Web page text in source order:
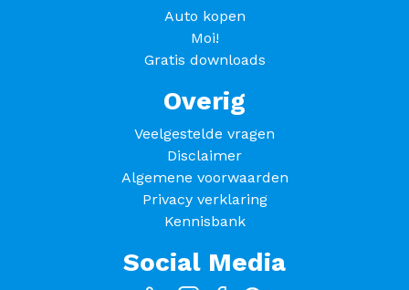
Auto kopen
Moi!
Gratis downloads
Overig
Veelgestelde vragen
Disclaimer
Algemene voorwaarden
Privacy verklaring
Kennisbank
Social Media